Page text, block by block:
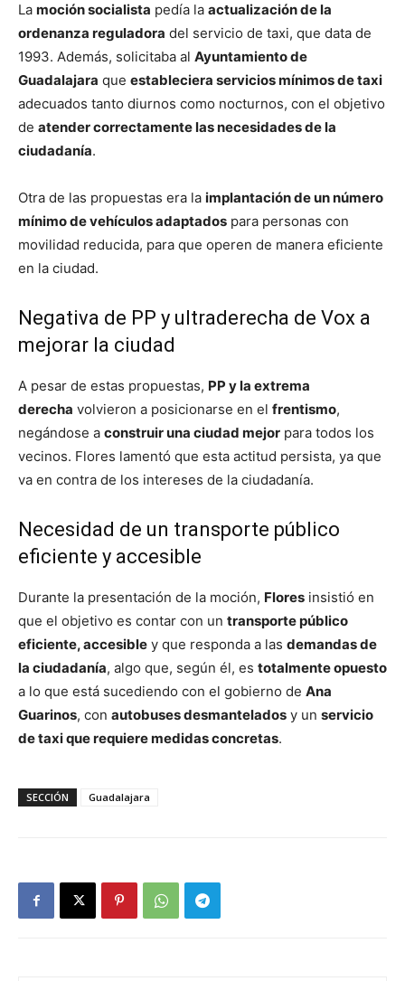
La moción socialista pedía la actualización de la
ordenanza reguladora del servicio de taxi, que data de
1993. Además, solicitaba al Ayuntamiento de
Guadalajara que estableciera servicios mínimos de taxi
adecuados tanto diurnos como nocturnos, con el objetivo
de atender correctamente las necesidades de la
ciudadanía.
Otra de las propuestas era la implantación de un número
mínimo de vehículos adaptados para personas con
movilidad reducida, para que operen de manera eficiente
en la ciudad.
Negativa de PP y ultraderecha de Vox a
mejorar la ciudad
A pesar de estas propuestas, PP y la extrema
derecha volvieron a posicionarse en el frentismo,
negándose a construir una ciudad mejor para todos los
vecinos. Flores lamentó que esta actitud persista, ya que
va en contra de los intereses de la ciudadanía.
Necesidad de un transporte público
eficiente y accesible
Durante la presentación de la moción, Flores insistió en
que el objetivo es contar con un transporte público
eficiente, accesible y que responda a las demandas de
la ciudadanía, algo que, según él, es totalmente opuesto
a lo que está sucediendo con el gobierno de Ana
Guarinos, con autobuses desmantelados y un servicio
de taxi que requiere medidas concretas.
SECCIÓN Guadalajara